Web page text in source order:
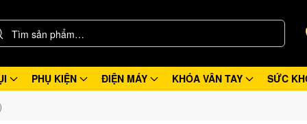
PHỤ KIỆN ĐIỆN MÁY KHÓA VÂN TAY SỨC